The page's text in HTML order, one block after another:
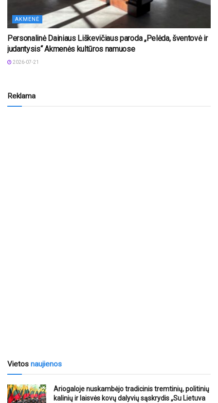
AKMENĖ
Personalinė Dainiaus Liškevičiaus paroda „Pelėda, šventovė ir
judantysis“ Akmenės kultūros namuose
2026-07-21
Reklama
Vietos naujienos
Ariogaloje nuskambėjo tradicinis tremtinių, politinių
kalinių ir laisvės kovų dalyvių sąskrydis „Su Lietuva